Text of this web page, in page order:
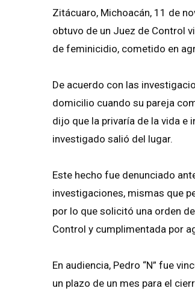
Zitácuaro, Michoacán, 11 de
obtuvo de un Juez de Control
de feminicidio, cometido en
De acuerdo con las
domicilio cuando su pareja
dijo que la privaría de la vida e
investigado salió del lugar.
Este hecho fue denunciado
investigaciones, mismas que
por lo que solicitó una orden
Control y cumplimentada por
En audiencia, Pedro “N” fue
un plazo de un mes para el